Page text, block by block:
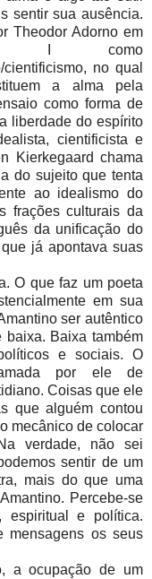
sentir sua ausência.
Theodor Adorno em
I como
no qual
a alma pela
como forma de
liberdade do espírito
cientificista e
Kierkegaard chama
do sujeito que tenta
ao idealismo do
frações culturais da
da unificação do
já apontava suas
O que faz um poeta
em sua
ser autêntico
Baixa também
e sociais. O
por ele de
Coisas que ele
que alguém contou
mecânico de colocar
verdade, não sei
sentir de um
mais do que uma
Percebe-se
espiritual e política.
mensagens os seus
a ocupação de um